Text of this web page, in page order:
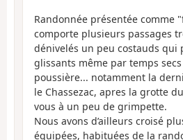
Randonnée présentée comme
comporte plusieurs passages
dénivelés un peu costauds qui
glissants même par temps
poussière... notamment la
le Chassezac, apres la grotte
vous à un peu de grimpette.
Nous avons d’ailleurs croisé
équipées, habituées de la